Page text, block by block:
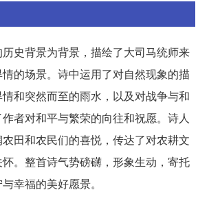
史背景为背景，描绘了大司马统师来
的场景。诗中运用了对自然现象的描
和突然而至的雨水，以及对战争与和
者对和平与繁荣的向往和祝愿。诗人
田和农民们的喜悦，传达了对农耕文
。整首诗气势磅礴，形象生动，寄托
幸福的美好愿景。